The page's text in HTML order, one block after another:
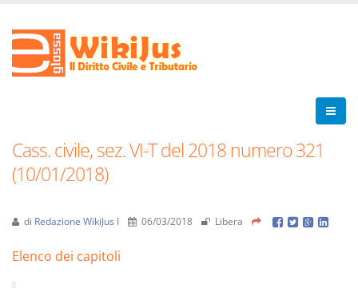
Cass. civile, sez. VI-T del 2018 numero 321
(10/01/2018)
di Redazione WikiJus I 06/03/2018 Libera
Elenco dei capitoli